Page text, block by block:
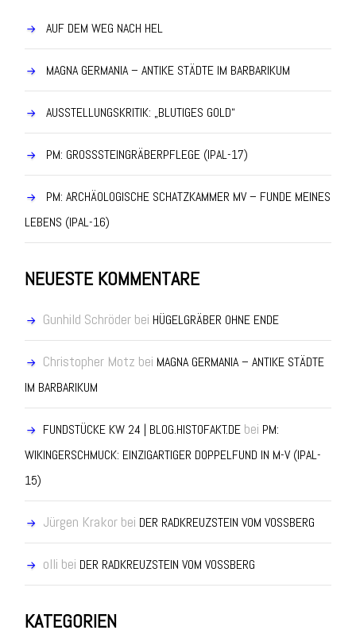
AUF DEM WEG NACH HEL
MAGNA GERMANIA – ANTIKE STÄDTE IM BARBARIKUM
AUSSTELLUNGSKRITIK: „BLUTIGES GOLD“
PM: GROSSSTEINGRÄBERPFLEGE (IPAL-17)
PM: ARCHÄOLOGISCHE SCHATZKAMMER MV – FUNDE MEINES
LEBENS (IPAL-16)
NEUESTE KOMMENTARE
Gunhild Schröderbei HÜGELGRÄBER OHNE ENDE
Christopher Motz bei MAGNA GERMANIA – ANTIKE STÄDTE
IM BARBARIKUM
FUNDSTÜCKE KW 24 | BLOG.HISTOFAKT.DEbei PM:
WIKINGERSCHMUCK: EINZIGARTIGER DOPPELFUND IN M-V (IPAL-
15)
Jürgen Krakorbei DER RADKREUZSTEIN VOM VOSSBERG
olli bei DER RADKREUZSTEIN VOM VOSSBERG
KATEGORIEN